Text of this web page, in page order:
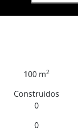
100 m2
Construidos
0
0